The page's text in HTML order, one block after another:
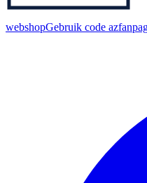
webshopGebruik code